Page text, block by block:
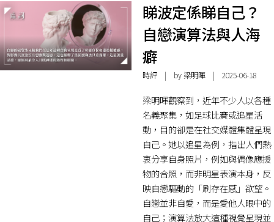
睇波定係睇自己？
自戀演算法與人海
癖
時評| by 梁明暉 | 2025-06-18
梁明暉觀察到，近年不少人以各種
名義聚集，如足球比賽或追星活
動，目的卻是在社交媒體集體呈現
自己。她以追星為例，指出人們熱
衷分享自身照片，例如與偶像應援
物的合照，而非明星表演本身，反
映自戀驅動的「刷存在感」欲望。
自戀並非自愛，而是愛他人眼中的
自己；演算法放大這種視覺呈現並